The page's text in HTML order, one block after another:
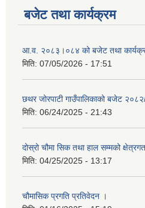
बजेट तथा कार्यक्रम
आ.व. २०८३।०८४ को बजेट तथा
मिति: 07/05/2026 - 17:51
छथर जोरपाटी गाउँपालिकाको बजेट
मिति: 06/24/2025 - 21:43
दोस्रो चौमा सिक तथा हाल सम्मको
मिति: 04/25/2025 - 13:17
चौमासिक प्रगति प्रतिवेदन ।